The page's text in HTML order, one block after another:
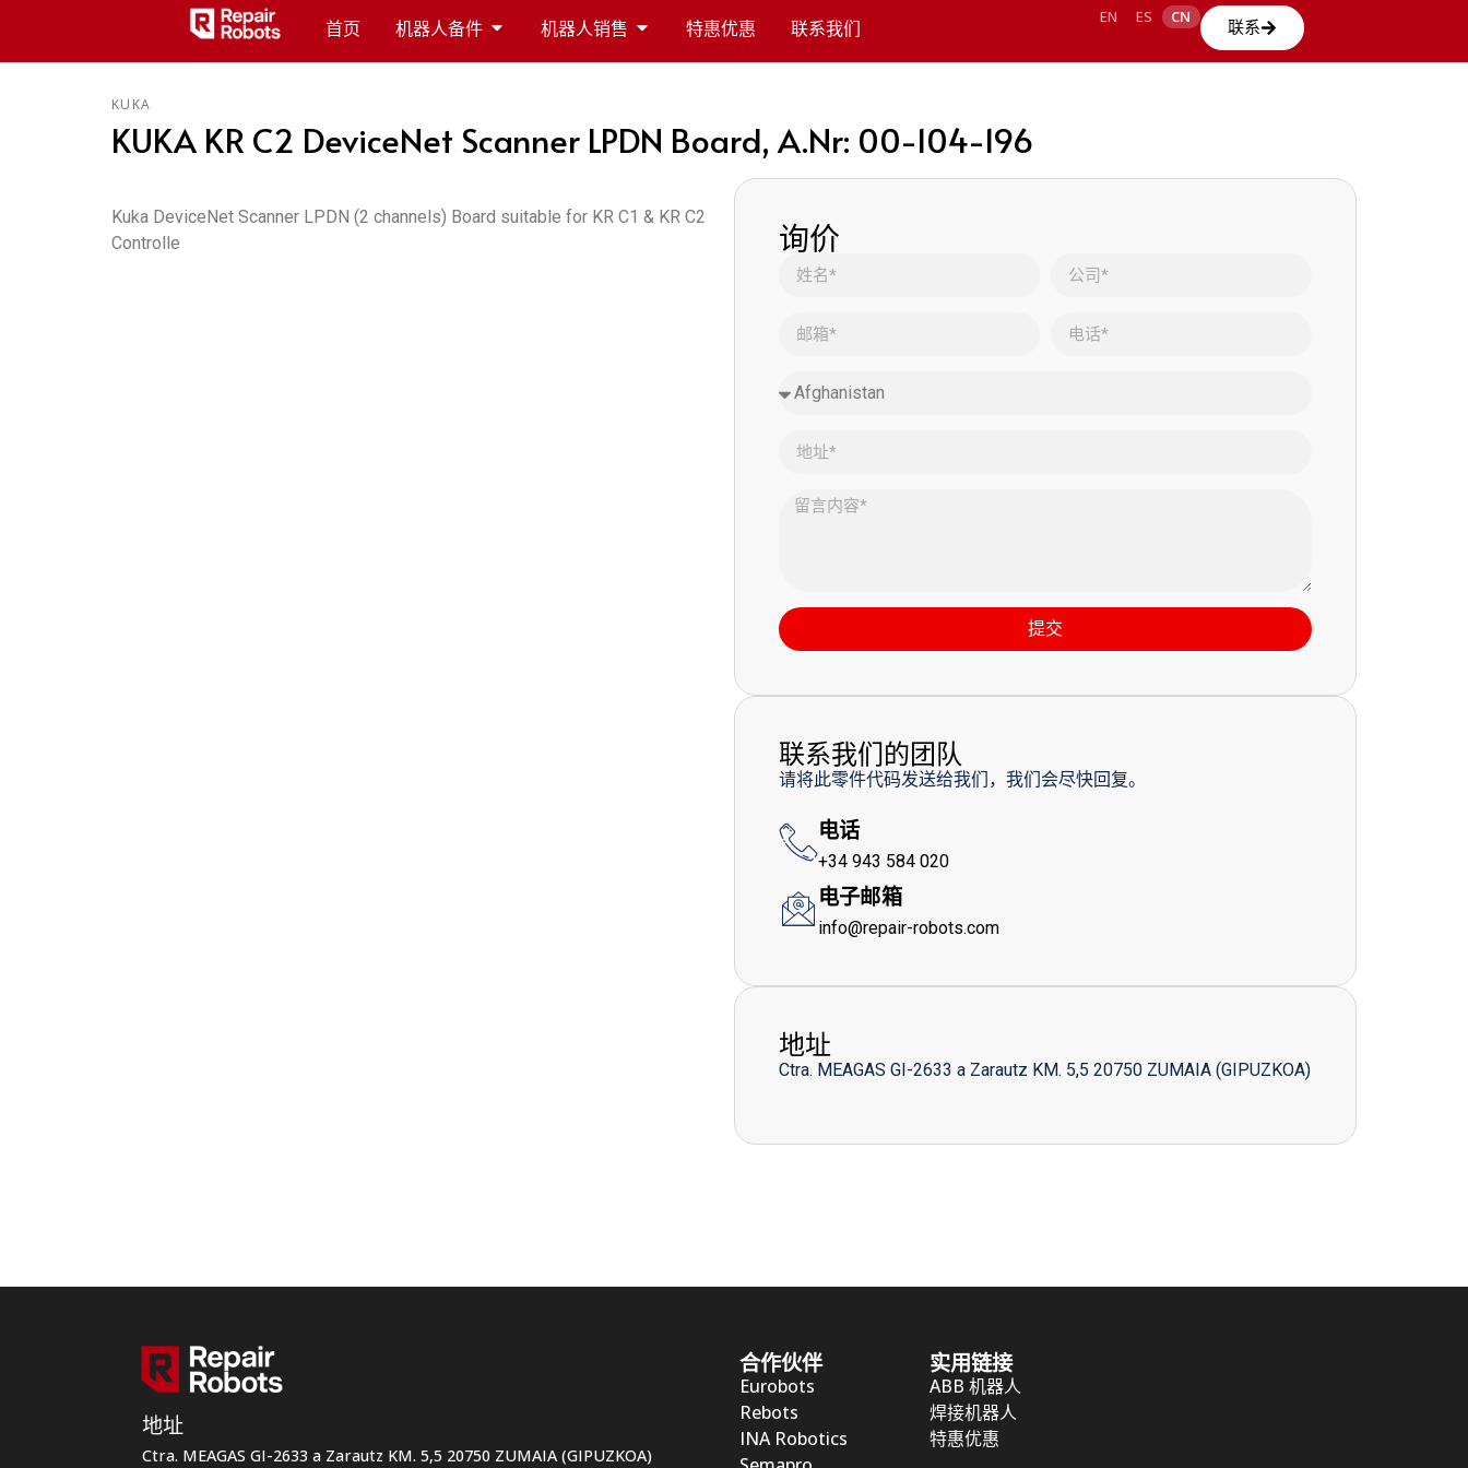
首页 机器人备件 机器人销售 特惠优惠 联系我们 EN ES CN
联系
KUKA
KUKA KR C2 DeviceNet Scanner LPDN Board, A.Nr: 00-104-196
Kuka DeviceNet Scanner LPDN (2 channels) Board suitable for KR C1 & KR C2
Controlle
询价
提交
联系我们的团队
请将此零件代码发送给我们，我们会尽快回复。
电话
+34 943 584 020
电子邮箱
info@repair-robots.com
地址
Ctra. MEAGAS GI-2633 a Zarautz KM. 5,5 20750 ZUMAIA (GIPUZKOA)
地址
Ctra. MEAGAS GI-2633 a Zarautz KM. 5,5 20750 ZUMAIA (GIPUZKOA)
合作伙伴
Eurobots
Rebots
INA Robotics
实用链接
ABB 机器人
焊接机器人
特惠优惠